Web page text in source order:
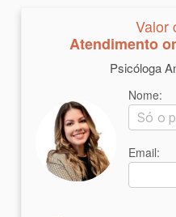
Valor
Atendimento
Psicóloga
Nome:
Email: